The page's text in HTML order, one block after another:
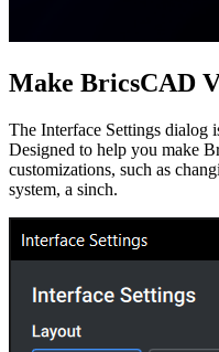
Make BricsCAD
The Interface Settings
Designed to help you make
customizations, such as
system, a sinch.